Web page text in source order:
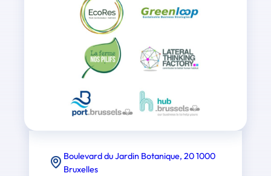
Boulevard du Jardin Botanique, 20 1000
Bruxelles